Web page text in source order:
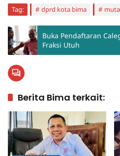
Tag: dprd kota bima
Buka Pendaftaran
Fraksi Utuh
Berita Bima terkait: